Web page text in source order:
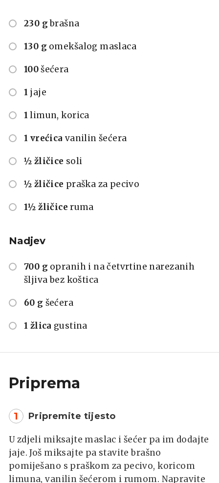
230 g brašna
130 g omekšalog maslaca
100šećera
1 jaje
1 limun, korica
1 vrećica vanilin šećera
½ žličice soli
½ žličice praška za pecivo
1½ žličice ruma
Nadjev
700 g opranih i na četvrtine narezanih
šljiva bez koštica
60 g šećera
1 žlica gustina
Priprema
1 Pripremite tijesto
U zdjeli miksajte maslac i šećer pa im dodajte
jaje. Još miksajte pa stavite brašno
pomiješano s praškom za pecivo, koricom
limuna, vanilin šećerom i rumom. Napravite